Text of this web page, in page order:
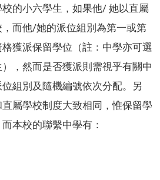
的小六學生，如果他/ 她以直屬
而他/她的派位組別為第一或第
獲派保留學位（註：中學亦可選
，然而是否獲派則需視乎有關中
組別及隨機編號依次分配。另
屬學校制度大致相同，惟保留學
本校的聯繫中學有：